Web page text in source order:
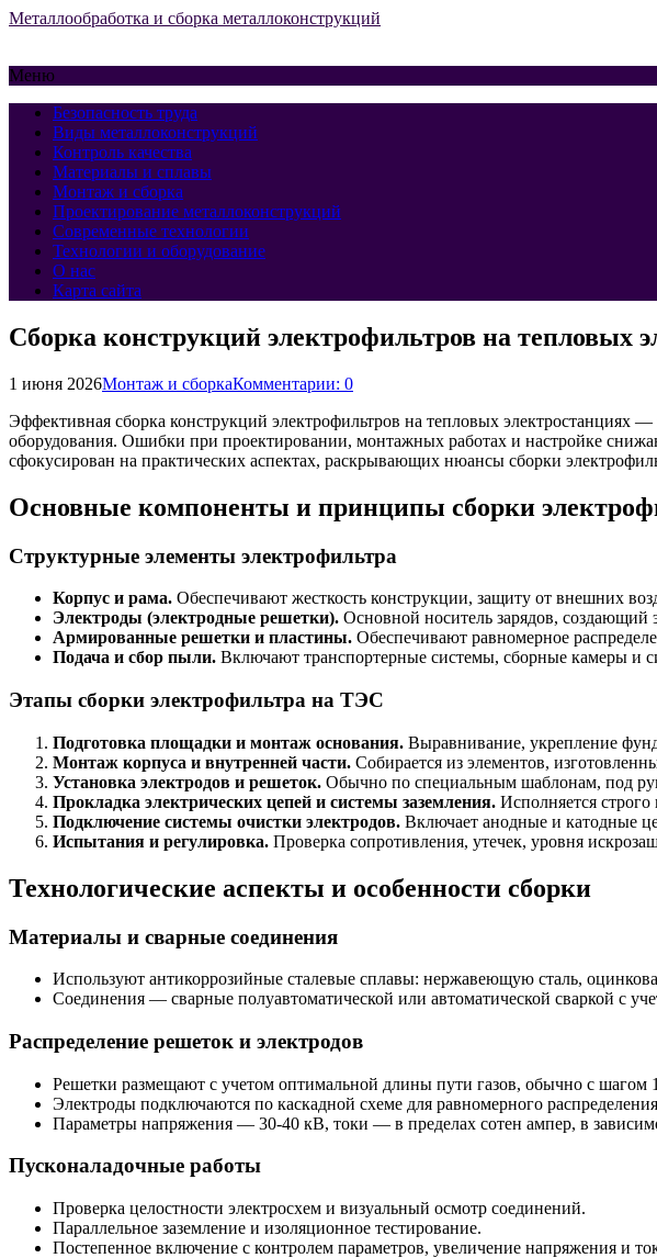
Металлообработка и сборка металлоконструкций
Меню
Безопасность труда
Виды металлоконструкций
Контроль качества
Материалы и сплавы
Монтаж и сборка
Проектирование металлоконструкций
Современные технологии
Технологии и оборудование
О нас
Карта сайта
Сборка конструкций электрофильтров на тепловых
1 июня 2026Монтаж и сборкаКомментарии: 0
Эффективная сборка конструкций электрофильтров на тепловых электростанциях
оборудования. Ошибки при проектировании, монтажных работах и настройке
сфокусирован на практических аспектах, раскрывающих нюансы сборки
Основные компоненты и принципы сборки
Структурные элементы электрофильтра
Корпус и рама. Обеспечивают жесткость конструкции, защиту от внешних
Электроды (электродные решетки). Основной носитель зарядов,
Армированные решетки и пластины. Обеспечивают равномерное
Подача и сбор пыли. Включают транспортерные системы, сборные камеры и
Этапы сборки электрофильтра на ТЭС
Подготовка площадки и монтаж основания. Выравнивание, укрепление
Монтаж корпуса и внутренней части. Собирается из элементов,
Установка электродов и решеток. Обычно по специальным шаблонам, под
Прокладка электрических цепей и системы заземления. Исполняется
Подключение системы очистки электродов. Включает анодные и катодные
Испытания и регулировка. Проверка сопротивления, утечек, уровня
Технологические аспекты и особенности сборки
Материалы и сварные соединения
Используют антикоррозийные сталевые сплавы: нержавеющую сталь,
Соединения — сварные полуавтоматической или автоматической сваркой с
Распределение решеток и электродов
Решетки размещают с учетом оптимальной длины пути газов, обычно с шагом
Электроды подключаются по каскадной схеме для равномерного
Параметры напряжения — 30-40 кВ, токи — в пределах сотен ампер, в
Пусконаладочные работы
Проверка целостности электросхем и визуальный осмотр соединений.
Параллельное заземление и изоляционное тестирование.
Постепенное включение с контролем параметров, увеличение напряжения и